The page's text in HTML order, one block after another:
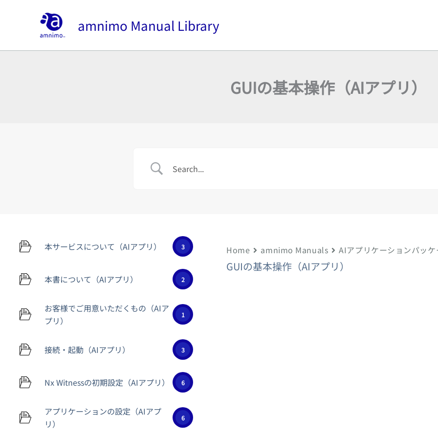
amnimo Manual Library
GUIの基本操作（AIアプリ）
本サービスについて（AIアプリ） 3
本書について（AIアプリ） 2
お客様でご用意いただくもの（AIア
プリ）
1
接続・起動（AIアプリ） 3
Nx Witnessの初期設定（AIアプリ） 6
アプリケーションの設定（AIアプ
リ）
6
Home amnimo Manuals AIアプリケーションパッ
GUIの基本操作（AIアプリ）